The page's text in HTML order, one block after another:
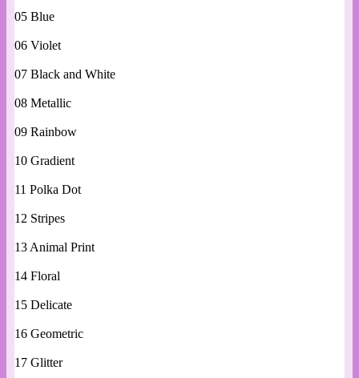
05 Blue
06 Violet
07 Black and White
08 Metallic
09 Rainbow
10 Gradient
11 Polka Dot
12 Stripes
13 Animal Print
14 Floral
15 Delicate
16 Geometric
17 Glitter